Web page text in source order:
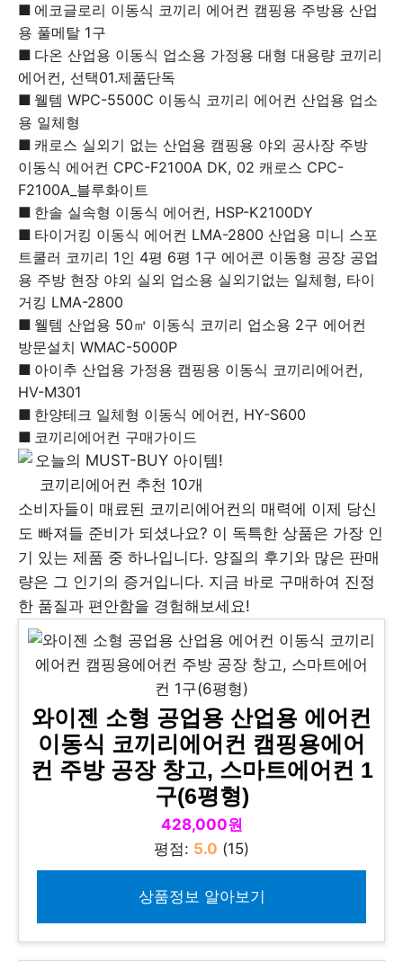
에코글로리 이동식 코끼리 에어컨 캠핑용 주방용 산업
용 풀메탈 1구
다온 산업용 이동식 업소용 가정용 대형 대용량 코끼리
에어컨, 선택01.제품단독
웰템 WPC-5500C 이동식 코끼리 에어컨 산업용 업소
용 일체형
캐로스 실외기 없는 산업용 캠핑용 야외 공사장 주방
이동식 에어컨 CPC-F2100A DK, 02 캐로스 CPC-
F2100A_블루화이트
한솔 실속형 이동식 에어컨, HSP-K2100DY
타이거킹 이동식 에어컨 LMA-2800 산업용 미니 스포
트쿨러 코끼리 1인 4평 6평 1구 에어콘 이동형 공장 공업
용 주방 현장 야외 실외 업소용 실외기없는 일체형, 타이
거킹 LMA-2800
웰템 산업용 50㎡ 이동식 코끼리 업소용 2구 에어컨
방문설치 WMAC-5000P
아이추 산업용 가정용 캠핑용 이동식 코끼리에어컨,
HV-M301
한양테크 일체형 이동식 에어컨, HY-S600
코끼리에어컨 구매가이드
소비자들이 매료된 코끼리에어컨의 매력에 이제 당신
도 빠져들 준비가 되셨나요? 이 독특한 상품은 가장 인
기 있는 제품 중 하나입니다. 양질의 후기와 많은 판매
량은 그 인기의 증거입니다. 지금 바로 구매하여 진정
한 품질과 편안함을 경험해보세요!
와이젠 소형 공업용 산업용 에어컨
이동식 코끼리에어컨 캠핑용에어
컨 주방 공장 창고, 스마트에어컨 1
구(6평형)
428,000원
평점: 5.0 (15)
상품정보 알아보기